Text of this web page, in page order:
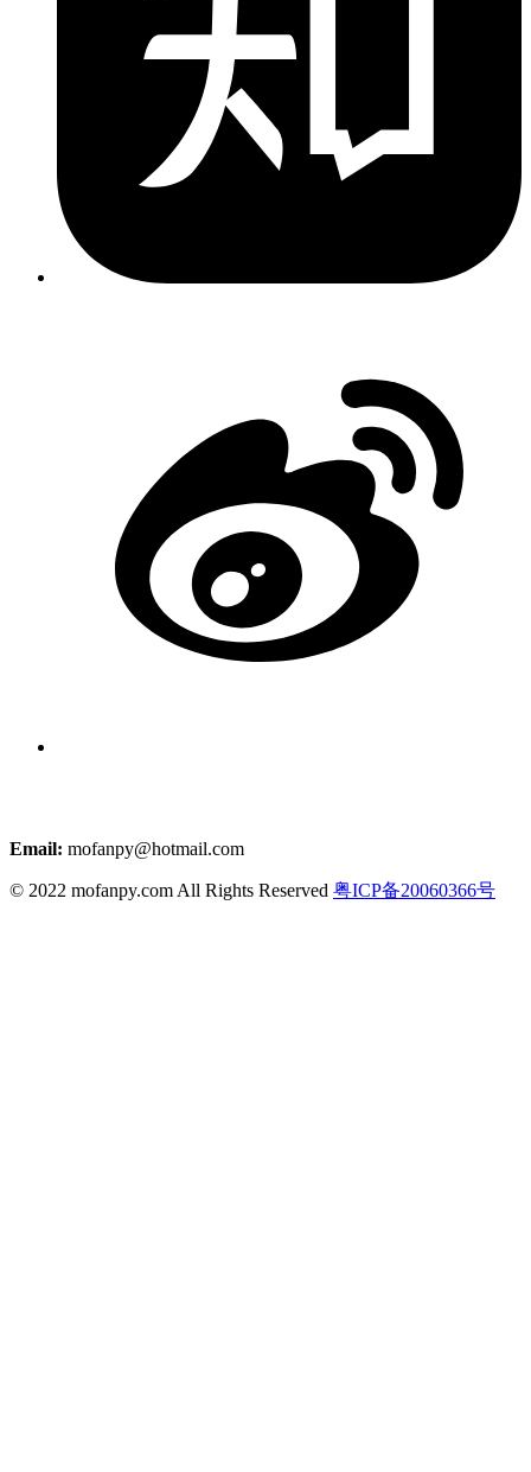
Email: mofanpy@hotmail.com
© 2022 mofanpy.com All Rights Reserved 粤ICP备20060366号